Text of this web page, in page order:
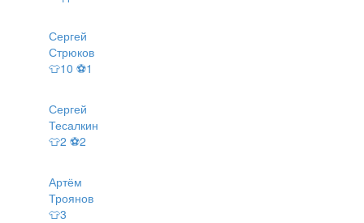
Сергей
Стрюков
👕10 ⚽1
Сергей
Тесалкин
👕2 ⚽2
Артём
Троянов
👕3